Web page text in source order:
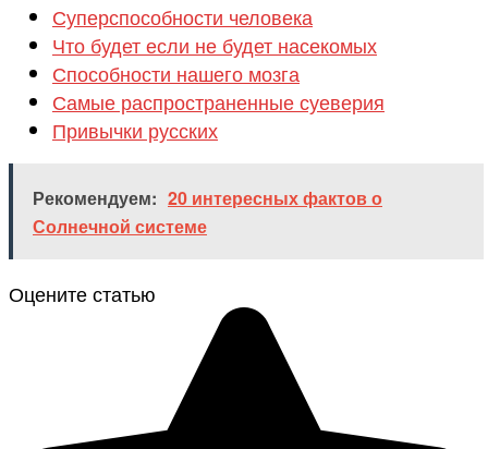
Суперспособности человека
Что будет если не будет насекомых
Способности нашего мозга
Самые распространенные суеверия
Привычки русских
Рекомендуем: 20 интересных фактов о
Солнечной системе
Оцените статью